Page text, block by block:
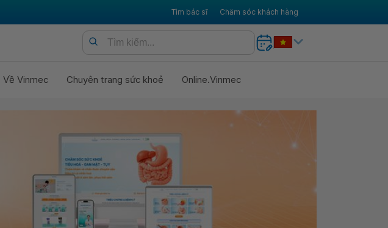
Tìm bác sĩ Chăm sóc khách hàng
Về Vinmec Chuyên trang sức khoẻ Online.Vinmec